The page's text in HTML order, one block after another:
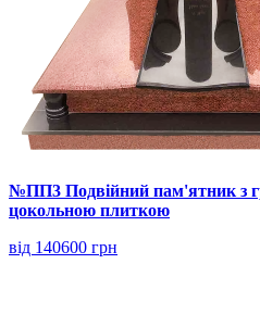
№ПП3 Подвійний пам'ятник з
цокольною плиткою
від 140600 грн